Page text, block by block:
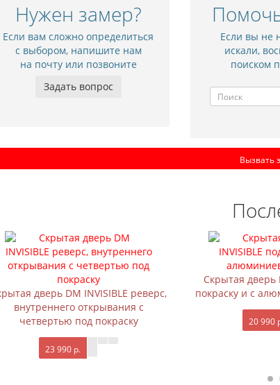
Межкомнатная дверь NC10
9 010 р. 8
Нужен замер?
Если вам сложно определиться
с выбором, напишите нам
на почту или позвоните
Задать вопрос
Если вы не
искали,
поиском
Вызвать
дверь DM INVISIBLE реверс,
внутреннего открывания с
четвертью под покраску
23 990 р.
Скрытая дверь
покраску и с
20 990